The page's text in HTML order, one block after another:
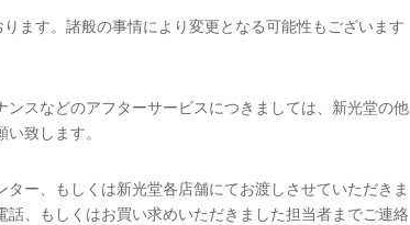
ます。諸般の事情により変更となる可能性もございます
スなどのアフターサービスにつきましては、新光堂の他
致します。
ー、もしくは新光堂各店舗にてお渡しさせていただきま
、もしくはお買い求めいただきました担当者までご連絡